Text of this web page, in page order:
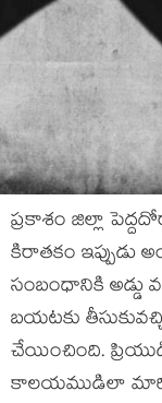
​ప్రకాశం జిల్లా
కిరాతకం ఇప్పుడు
సంబంధానికి అడ్డు
బయటకు
చేయించింది.
కాలయముడిలా మారి